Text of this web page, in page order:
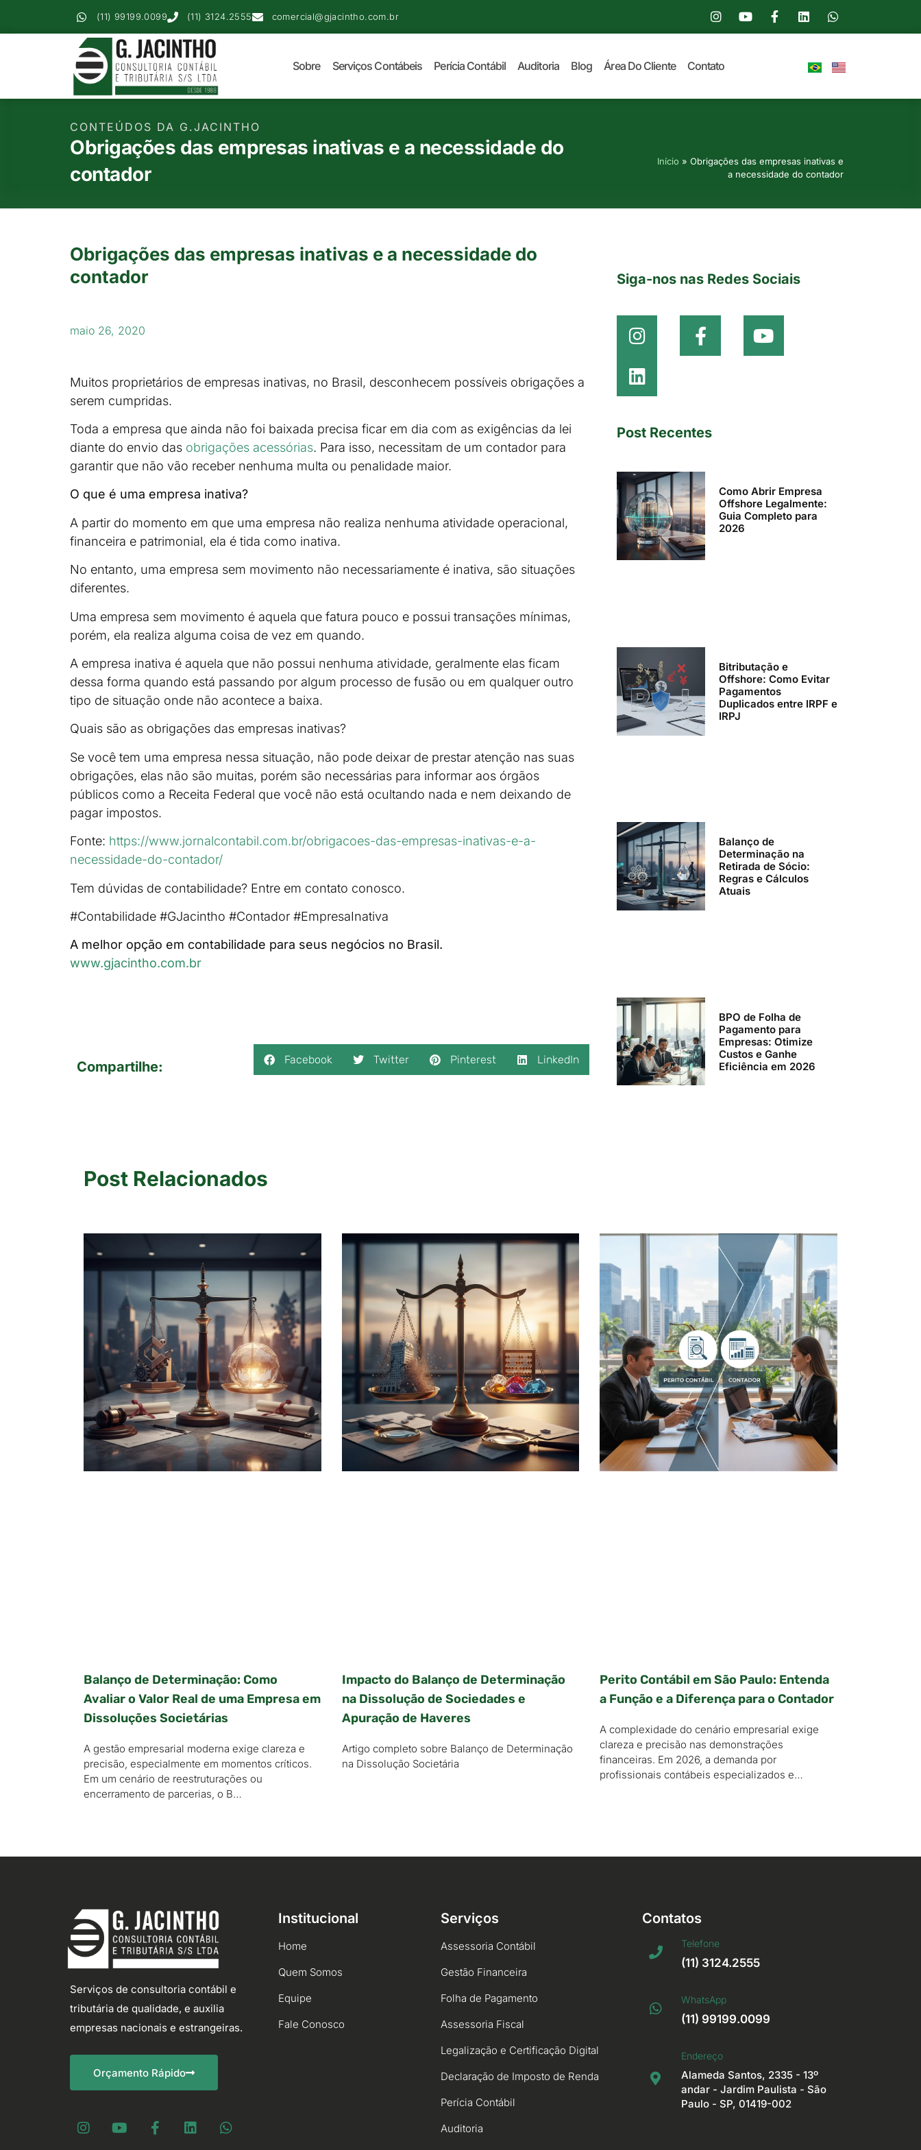
(11) 99199.0099 (11) 3124.2555 comercial@gjacintho.com.br
Sobre Serviços Contábeis Perícia Contábil Auditoria Blog Área Do Cliente Contato
CONTEÚDOS DA G.JACINTHO
Obrigações das empresas inativas e a necessidade do
contador
Início »Obrigações das empresas inativas e
a necessidade do contador
Obrigações das empresas inativas e a necessidade do
contador
maio 26, 2020
Muitos proprietários de empresas inativas, no Brasil, desconhecem possíveis obrigações a
serem cumpridas.
Toda a empresa que ainda não foi baixada precisa ficar em dia com as exigências da lei
diante do envio das obrigações acessórias. Para isso, necessitam de um contador para
garantir que não vão receber nenhuma multa ou penalidade maior.
O que é uma empresa inativa?
A partir do momento em que uma empresa não realiza nenhuma atividade operacional,
financeira e patrimonial, ela é tida como inativa.
No entanto, uma empresa sem movimento não necessariamente é inativa, são situações
diferentes.
Uma empresa sem movimento é aquela que fatura pouco e possui transações mínimas,
porém, ela realiza alguma coisa de vez em quando.
A empresa inativa é aquela que não possui nenhuma atividade, geralmente elas ficam
dessa forma quando está passando por algum processo de fusão ou em qualquer outro
tipo de situação onde não acontece a baixa.
Quais são as obrigações das empresas inativas?
Se você tem uma empresa nessa situação, não pode deixar de prestar atenção nas suas
obrigações, elas não são muitas, porém são necessárias para informar aos órgãos
públicos como a Receita Federal que você não está ocultando nada e nem deixando de
pagar impostos.
Fonte: https://www.jornalcontabil.com.br/obrigacoes-das-empresas-inativas-e-a-
necessidade-do-contador/
Tem dúvidas de contabilidade? Entre em contato conosco.
#Contabilidade #GJacintho #Contador #EmpresaInativa
A melhor opção em contabilidade para seus negócios no Brasil.
www.gjacintho.com.br
Compartilhe: Facebook Twitter Pinterest LinkedIn
Siga-nos nas Redes Sociais
Post Recentes
Como Abrir Empresa
Offshore Legalmente:
Guia Completo para
2026
Bitributação e
Offshore: Como Evitar
Pagamentos
Duplicados entre IRPF e
IRPJ
Balanço de
Determinação na
Retirada de Sócio:
Regras e Cálculos
Atuais
BPO de Folha de
Pagamento para
Empresas: Otimize
Custos e Ganhe
Eficiência em 2026
Post Relacionados
Balanço de Determinação: Como
Avaliar o Valor Real de uma Empresa em
Dissoluções Societárias
A gestão empresarial moderna exige clareza e
precisão, especialmente em momentos críticos.
Em um cenário de reestruturações ou
encerramento de parcerias, o B…
Impacto do Balanço de Determinação
na Dissolução de Sociedades e
Apuração de Haveres
Artigo completo sobre Balanço de Determinação
na Dissolução Societária
Perito Contábil em São Paulo: Entenda
a Função e a Diferença para o Contador
A complexidade do cenário empresarial exige
clareza e precisão nas demonstrações
financeiras. Em 2026, a demanda por
profissionais contábeis especializados e…
Serviços de consultoria contábil e
tributária de qualidade, e auxilia
empresas nacionais e estrangeiras.
Orçamento Rápido
Institucional
Home
Quem Somos
Equipe
Fale Conosco
Serviços
Assessoria Contábil
Gestão Financeira
Folha de Pagamento
Assessoria Fiscal
Legalização e Certificação Digital
Declaração de Imposto de Renda
Perícia Contábil
Auditoria
Contatos
Telefone
(11) 3124.2555
WhatsApp
(11) 99199.0099
Endereço
Alameda Santos, 2335 - 13º
andar - Jardim Paulista - São
Paulo - SP, 01419-002